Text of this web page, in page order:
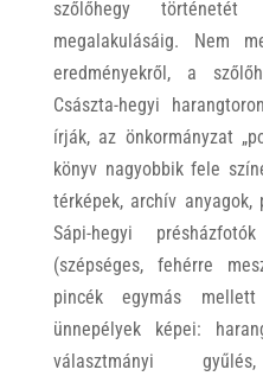
szőlőhegy
megalakulásáig. Nem
eredményekről, a
Császta-hegyi
írják, az önkormányzat
könyv nagyobbik fele
térképek, archív
Sápi-hegyi
(szépséges, fehérre
pincék egymás
ünnepélyek képei:
választmányi